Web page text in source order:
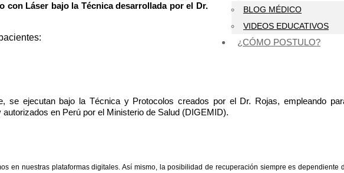
BLOG MÉDICO
VIDEOS EDUCATIVOS
¿CÓMO POSTULO?
con Láser bajo la Técnica desarrollada por el Dr.
se ejecutan bajo la Técnica y Protocolos creados por el Dr. Rojas, empleando
en Perú por el Ministerio de Salud (DIGEMID).
en nuestras plataformas digitales. Así mismo, la posibilidad de recuperación siempre es dependiente